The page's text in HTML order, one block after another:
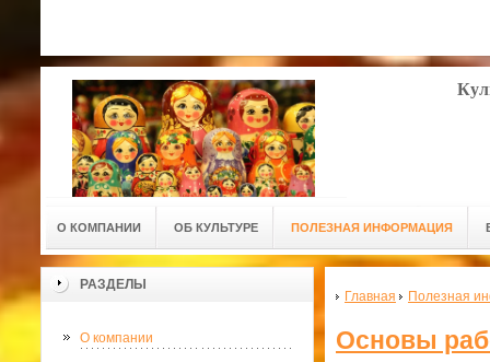
О КОМПАНИИ ОБ КУЛЬТУРЕ ПОЛЕЗНАЯ ИНФОРМАЦИЯ
РАЗДЕЛЫ
О компании
Главная Полезная
Основы